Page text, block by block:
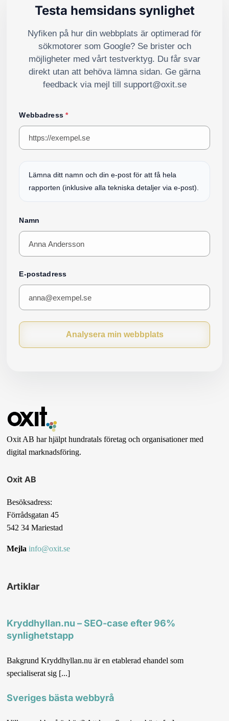
Testa hemsidans synlighet
Nyfiken på hur din webbplats är optimerad för
sökmotorer som Google? Se brister och
möjligheter med vårt testverktyg. Du får svar
direkt utan att behöva lämna sidan. Ge gärna
feedback via mejl till support@oxit.se
Webbadress *
Lämna ditt namn och din e-post för att få hela
rapporten (inklusive alla tekniska detaljer via e-post).
Namn
E-postadress
Analysera min webbplats
Oxit AB har hjälpt hundratals företag och organisationer med
digital marknadsföring.
Oxit AB
Besöksadress:
Förrådsgatan 45
542 34 Mariestad
Mejla info@oxit.se
Artiklar
Kryddhyllan.nu – SEO-case efter 96%
synlighetstapp
Bakgrund Kryddhyllan.nu är en etablerad ehandel som
specialiserat sig [...]
Sveriges bästa webbyrå